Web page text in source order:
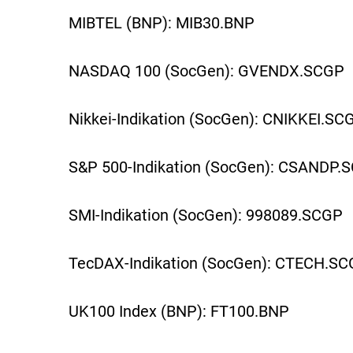
MIBTEL (BNP): MIB30.BNP
NASDAQ 100 (SocGen): GVENDX.SCGP
Nikkei-Indikation (SocGen):
S&P 500-Indikation (SocGen):
SMI-Indikation (SocGen): 998089.SCGP
TecDAX-Indikation (SocGen):
UK100 Index (BNP): FT100.BNP